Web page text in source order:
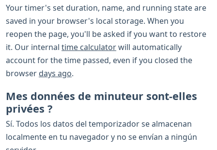
Your timer's set duration, name, and running state are
saved in your browser's local storage. When you
reopen the page, you'll be asked if you want to restore
it. Our internal time calculatorwill automatically
account for the time passed, even if you closed the
browser days ago.
Mes données de minuteur sont-elles
privées ?
Sí. Todos los datos del temporizador se almacenan
localmente en tu navegador y no se envían a ningún